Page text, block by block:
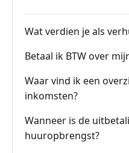
Wat verdien je als
Betaal ik BTW over
Waar vind ik een
inkomsten?
Wanneer is de
huuropbrengst?